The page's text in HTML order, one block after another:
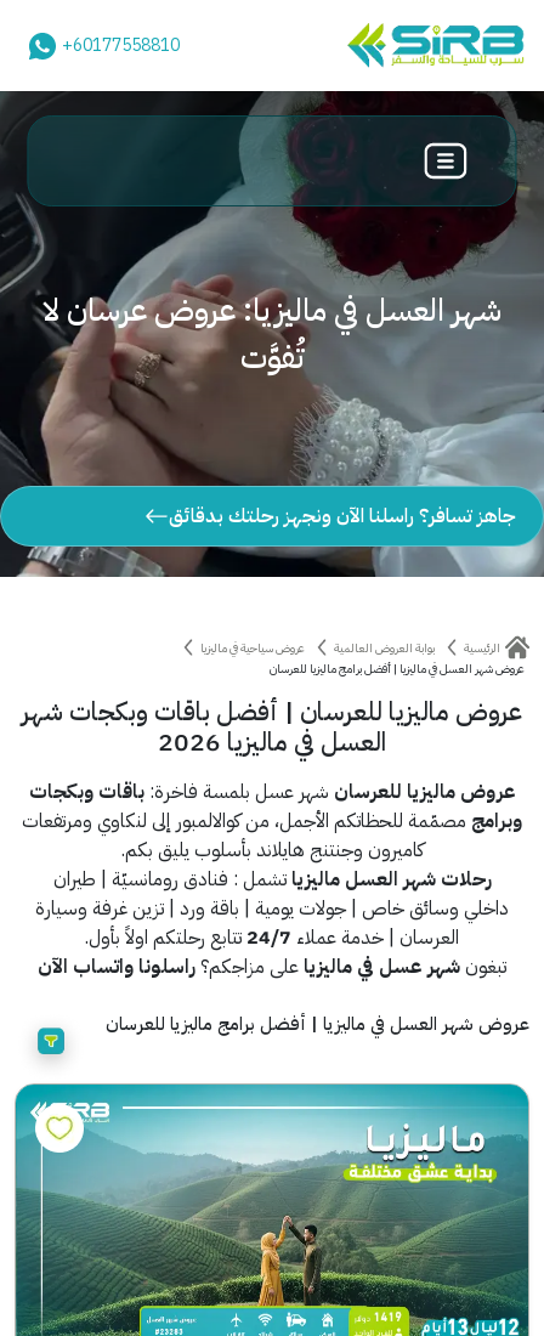
+60177558810
شهر العسل في ماليزيا: عروض عرسان لا
تُفوَّت
جاهز تسافر؟ راسلنا الآن ونجهز رحلتك بدقائق
الرئيسية بوابة العروض العالمية
عروض سياحية في ماليزيا
عروض شهر العسل في ماليزيا | أفضل برامج ماليزيا للعرسان
عروض ماليزيا للعرسان | أفضل باقات وبكجات شهر
العسل في ماليزيا 2026
عروض ماليزيا للعرسان شهر عسل بلمسة فاخرة:باقات وبكجات
وبرامج مصمّمة للحظاتكم الأجمل، من كوالالمبور إلى لنكاوي ومرتفعات
كاميرون وجنتنج هايلاند بأسلوب يليق بكم.
رحلات شهر العسل ماليزيا تشمل : فنادق رومانسيّة | طيران
داخلي وسائق خاص | جولات يومية | باقة ورد | تزين غرفة وسيارة
العرسان | خدمة عملاء
تتابع رحلتكم اولاً بأول.
تبغونشهر عسل في ماليزيا على مزاجكم؟ راسلونا واتساب الآن
عروض شهر العسل في ماليزيا | أفضل برامج ماليزيا للعرسان